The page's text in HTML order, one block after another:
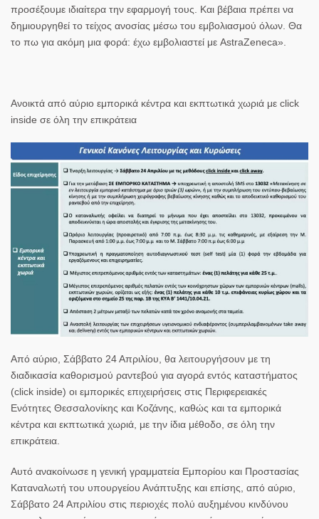
προσέξουμε ιδιαίτερα την εφαρμογή τους. Και βέβαια πρέπει να
δημιουργηθεί το τείχος ανοσίας μέσω του εμβολιασμού όλων. Θα
το πω για ακόμη μια φορά: έχω εμβολιαστεί με AstraZeneca».
Ανοικτά από αύριο εμπορικά κέντρα και εκπτωτικά χωριά με click
inside σε όλη την επικράτεια
Από αύριο, Σάββατο 24 Απριλίου, θα λειτουργήσουν με τη
διαδικασία καθορισμού ραντεβού για αγορά εντός καταστήματος
(click inside) οι εμπορικές επιχειρήσεις στις Περιφερειακές
Ενότητες Θεσσαλονίκης και Κοζάνης, καθώς και τα εμπορικά
κέντρα και εκπτωτικά χωριά, με την ίδια μέθοδο, σε όλη την
επικράτεια.
Αυτό ανακοίνωσε η γενική γραμματεία Εμπορίου και Προστασίας
Καταναλωτή του υπουργείου Ανάπτυξης και επίσης, από αύριο,
Σάββατο 24 Απριλίου στις περιοχές πολύ αυξημένου κινδύνου